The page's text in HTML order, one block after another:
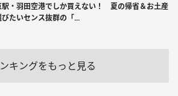
駅・羽田空港でしか買えない！ 夏の帰省＆お土産
びたいセンス抜群の「...
キングをもっと見る